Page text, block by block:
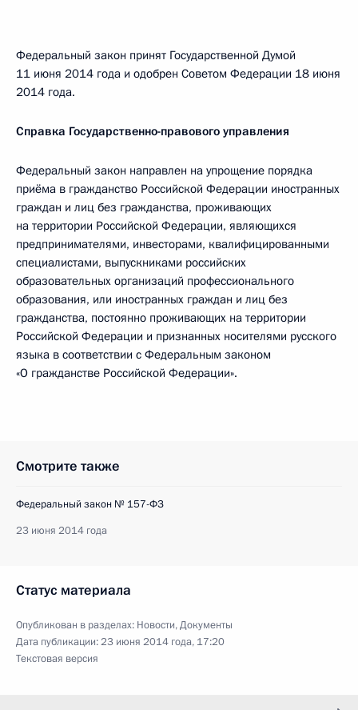
Федеральный закон принят Государственной Думой
11 июня 2014 года и одобрен Советом Федерации 18 июня
2014 года.
Справка Государственно-правового управления
Федеральный закон направлен на упрощение порядка
приёма в гражданство Российской Федерации иностранных
граждан и лиц без гражданства, проживающих
на территории Российской Федерации, являющихся
предпринимателями, инвесторами, квалифицированными
специалистами, выпускниками российских
образовательных организаций профессионального
образования, или иностранных граждан и лиц без
гражданства, постоянно проживающих на территории
Российской Федерации и признанных носителями русского
языка в соответствии с Федеральным законом
«О гражданстве Российской Федерации».
Смотрите также
Федеральный закон № 157-ФЗ
23 июня 2014 года
Статус материала
Опубликован в разделах: Новости,Документы
Дата публикации:23 июня 2014 года, 17:20
Текстовая версия